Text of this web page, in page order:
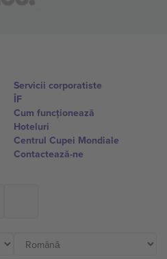
Servicii corporatiste
ÎF
Cum funcționează
Hoteluri
Centrul Cupei Mondiale
Contactează-ne